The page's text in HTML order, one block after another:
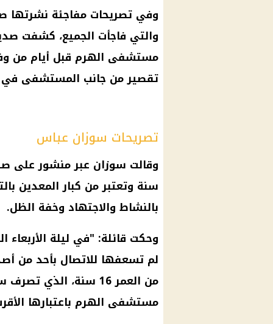
وفي تصريحات مفاجئة نشرتها
والتي فاجأت الجميع، كشفت
مستشفى الهرم قبل أيام من
تقصير من جانب المستشفى في
تصريحات سوزان عباس
سنة وتعتبر من كبار المعدين
بالنشاط والاجتهاد وخفة الظل.
وحكت قائلة: "في ليلة
لم تسعفها للاتصال بأحد من
من العمر 16 سنة،
مستشفى الهرم باعتبارها